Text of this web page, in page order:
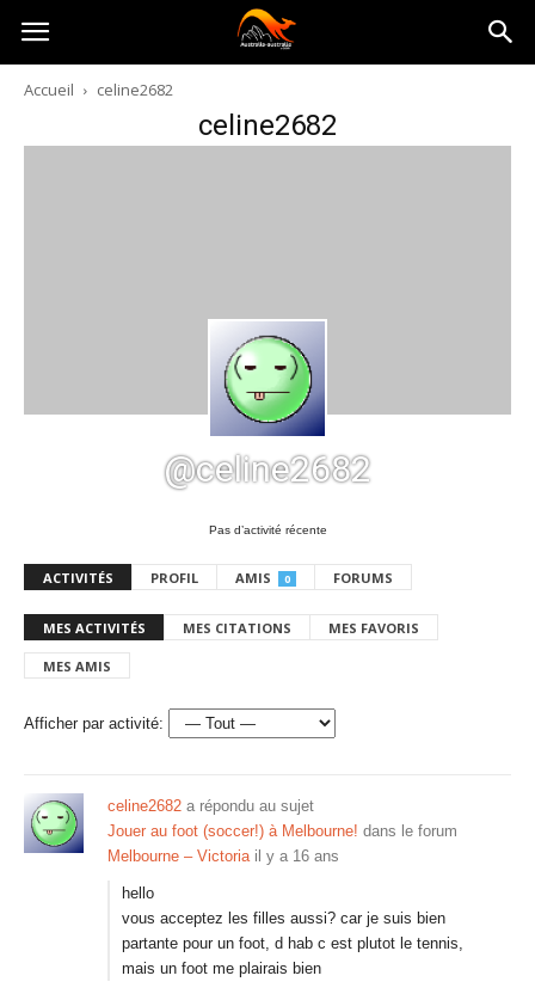
Australia-
australie.com
Accueil celine2682
celine2682
@celine2682
Pas d’activité récente
ACTIVITÉS PROFIL AMIS 0 FORUMS
MES ACTIVITÉS MES CITATIONS MES FAVORIS
MES AMIS
Afficher par activité:
celine2682 a répondu au sujet
Jouer au foot (soccer!) à Melbourne! dans le forum
Melbourne – Victoria il y a 16 ans
hello
vous acceptez les filles aussi? car je suis bien
partante pour un foot, d hab c est plutot le tennis,
mais un foot me plairais bien